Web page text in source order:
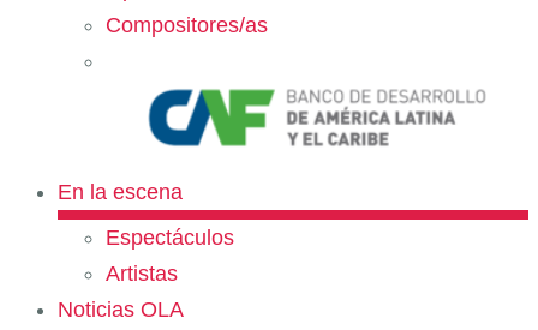
Compositores/as
En la escena
Espectáculos
Artistas
Noticias OLA